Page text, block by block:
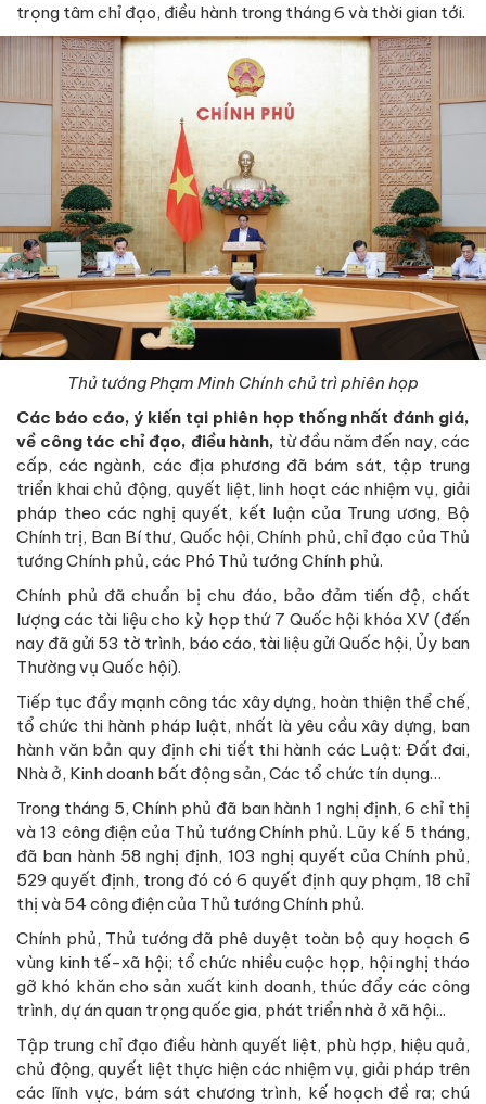
trọng tâm chỉ đạo, điều hành trong tháng 6 và thời gian tới.
Thủ tướng Phạm Minh Chính chủ trì phiên họp
Các báo cáo, ý kiến tại phiên họp thống nhất đánh giá,
về công tác chỉ đạo, điều hành, từ đầu năm đến nay, các
cấp, các ngành, các địa phương đã bám sát, tập trung
triển khai chủ động, quyết liệt, linh hoạt các nhiệm vụ, giải
pháp theo các nghị quyết, kết luận của Trung ương, Bộ
Chính trị, Ban Bí thư, Quốc hội, Chính phủ, chỉ đạo của Thủ
tướng Chính phủ, các Phó Thủ tướng Chính phủ.
Chính phủ đã chuẩn bị chu đáo, bảo đảm tiến độ, chất
lượng các tài liệu cho kỳ họp thứ 7 Quốc hội khóa XV (đến
nay đã gửi 53 tờ trình, báo cáo, tài liệu gửi Quốc hội, Ủy ban
Thường vụ Quốc hội).
Tiếp tục đẩy mạnh công tác xây dựng, hoàn thiện thể chế,
tổ chức thi hành pháp luật, nhất là yêu cầu xây dựng, ban
hành văn bản quy định chi tiết thi hành các Luật: Đất đai,
Nhà ở, Kinh doanh bất động sản, Các tổ chức tín dụng…
Trong tháng 5, Chính phủ đã ban hành 1 nghị định, 6 chỉ thị
và 13 công điện của Thủ tướng Chính phủ. Lũy kế 5 tháng,
đã ban hành 58 nghị định, 103 nghị quyết của Chính phủ,
529 quyết định, trong đó có 6 quyết định quy phạm, 18 chỉ
thị và 54 công điện của Thủ tướng Chính phủ.
Chính phủ, Thủ tướng đã phê duyệt toàn bộ quy hoạch 6
vùng kinh tế-xã hội; tổ chức nhiều cuộc họp, hội nghị tháo
gỡ khó khăn cho sản xuất kinh doanh, thúc đẩy các công
trình, dự án quan trọng quốc gia, phát triển nhà ở xã hội...
Tập trung chỉ đạo điều hành quyết liệt, phù hợp, hiệu quả,
chủ động, quyết liệt thực hiện các nhiệm vụ, giải pháp trên
các lĩnh vực, bám sát chương trình, kế hoạch đề ra; chú